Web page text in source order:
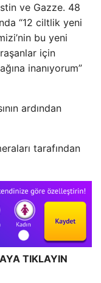
ve Gazze. 48
“12 ciltlik yeni
bu yeni
için
inanıyorum”
ardından
tarafından
TIKLAYIN